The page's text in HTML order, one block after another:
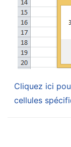
Cliquez ici
cellules